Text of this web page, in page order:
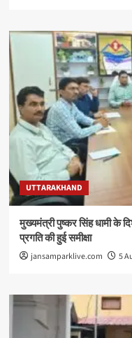
UTTARAKHAND
मुख्यमंत्री पुष्कर सिंह धामी के
प्रगति की हुई समीक्षा
jansamparklive.com 5